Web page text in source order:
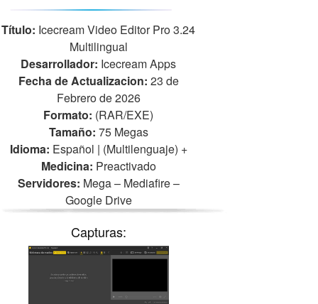
Título: Icecream Video Editor Pro 3.24
Multilingual
Desarrollador: Icecream Apps
Fecha de Actualizacion: 23 de
Febrero de 2026
Formato: (RAR/EXE)
Tamaño: 75 Megas
Idioma: Español | (Multilenguaje) +
Medicina: Preactivado
Servidores: Mega – Mediafire –
Google Drive
Capturas: